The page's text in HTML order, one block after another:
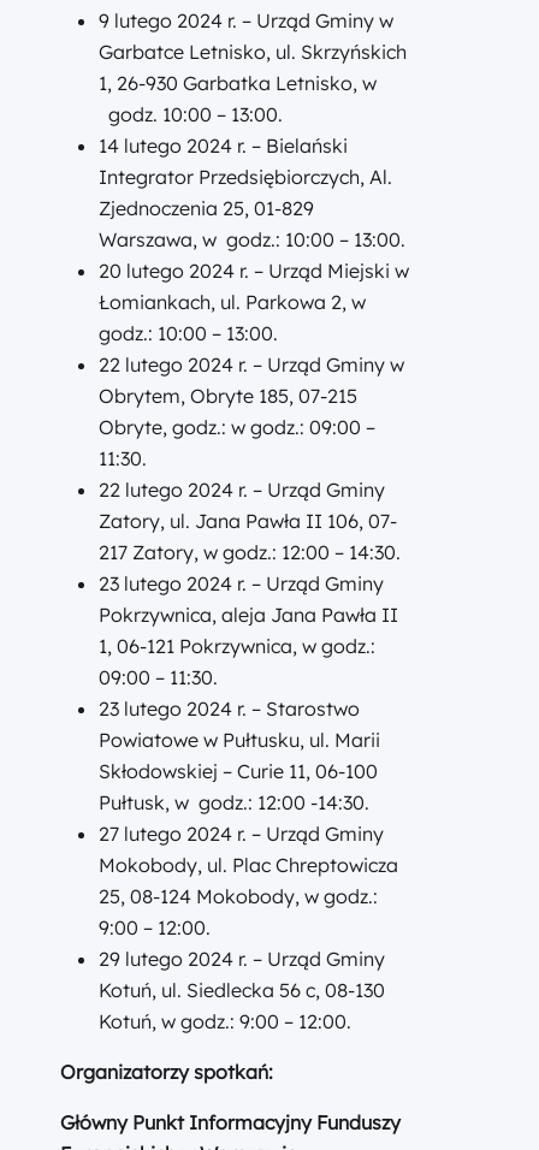
9 lutego 2024 r. – Urząd Gminy w
Garbatce Letnisko, ul. Skrzyńskich
1, 26-930 Garbatka Letnisko, w
godz. 10:00 – 13:00.
14 lutego 2024 r. – Bielański
Integrator Przedsiębiorczych, Al.
Zjednoczenia 25, 01-829
Warszawa, w godz.: 10:00 – 13:00.
20 lutego 2024 r. – Urząd Miejski w
Łomiankach, ul. Parkowa 2, w
godz.: 10:00 – 13:00.
22 lutego 2024 r. – Urząd Gminy w
Obrytem, Obryte 185, 07-215
Obryte, godz.: w godz.: 09:00 –
11:30.
22 lutego 2024 r. – Urząd Gminy
Zatory, ul. Jana Pawła II 106, 07-
217 Zatory, w godz.: 12:00 – 14:30.
23 lutego 2024 r. – Urząd Gminy
Pokrzywnica, aleja Jana Pawła II
1, 06-121 Pokrzywnica, w godz.:
09:00 – 11:30.
23 lutego 2024 r. – Starostwo
Powiatowe w Pułtusku, ul. Marii
Skłodowskiej – Curie 11, 06-100
Pułtusk, w godz.: 12:00 -14:30.
27 lutego 2024 r. – Urząd Gminy
Mokobody, ul. Plac Chreptowicza
25, 08-124 Mokobody, w godz.:
9:00 – 12:00.
29 lutego 2024 r. – Urząd Gminy
Kotuń, ul. Siedlecka 56 c, 08-130
Kotuń, w godz.: 9:00 – 12:00.
Organizatorzy spotkań:
Główny Punkt Informacyjny Funduszy